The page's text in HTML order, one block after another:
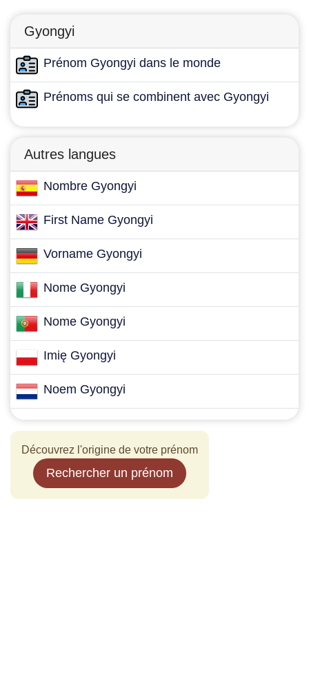
Gyongyi
Prénom Gyongyi dans le monde
Prénoms qui se combinent avec Gyongyi
Autres langues
Nombre Gyongyi
First Name Gyongyi
Vorname Gyongyi
Nome Gyongyi
Nome Gyongyi
Imię Gyongyi
Noem Gyongyi
Découvrez l'origine de votre prénom
Rechercher un prénom